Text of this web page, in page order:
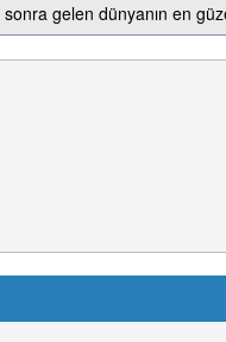
gelen dünyanın en